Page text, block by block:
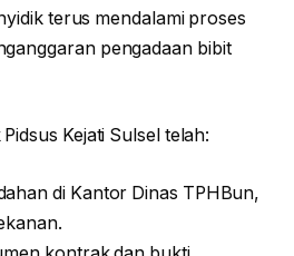
terus mendalami proses
pengadaan bibit
Kejati Sulsel telah:
di Kantor Dinas TPHBun,